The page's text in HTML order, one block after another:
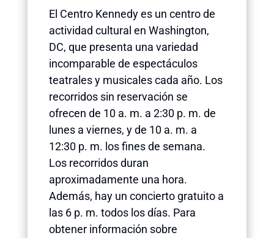
El Centro Kennedy es un centro de
actividad cultural en Washington,
DC, que presenta una variedad
incomparable de espectáculos
teatrales y musicales cada año. Los
recorridos sin reservación se
ofrecen de 10 a. m. a 2:30 p. m. de
lunes a viernes, y de 10 a. m. a
12:30 p. m. los fines de semana.
Los recorridos duran
aproximadamente una hora.
Además, hay un concierto gratuito a
las 6 p. m. todos los días. Para
obtener información sobre